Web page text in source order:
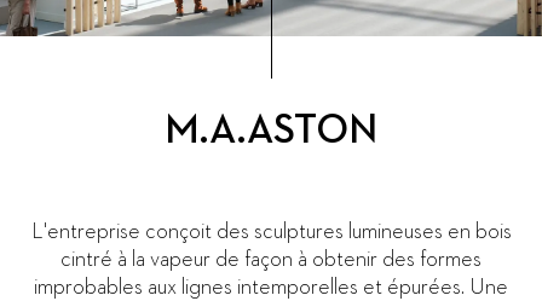
M.A.ASTON
L'entreprise conçoit des sculptures lumineuses en bois
cintré à la vapeur de façon à obtenir des formes
improbables aux lignes intemporelles et épurées. Une